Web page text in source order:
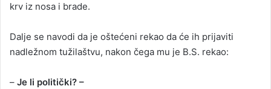
krv iz nosa i brade.
Dalje se navodi da je oštećeni rekao da će ih prijaviti
nadležnom tužilaštvu, nakon čega mu je B.S. rekao:
– Je li politički? –